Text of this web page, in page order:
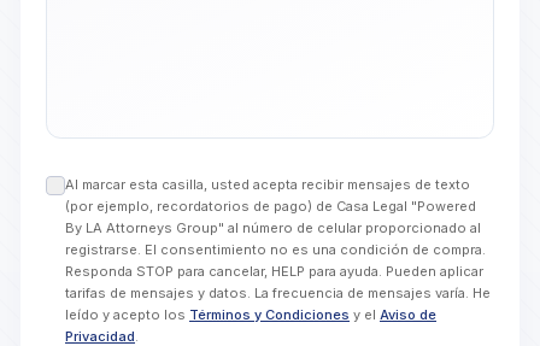
Al marcar esta casilla, usted acepta recibir mensajes de texto
(por ejemplo, recordatorios de pago) de Casa Legal "Powered
By LA Attorneys Group" al número de celular proporcionado al
registrarse. El consentimiento no es una condición de compra.
Responda STOP para cancelar, HELP para ayuda. Pueden aplicar
tarifas de mensajes y datos. La frecuencia de mensajes varía. He
leído y acepto los Términos y Condiciones y el Aviso de
Privacidad.